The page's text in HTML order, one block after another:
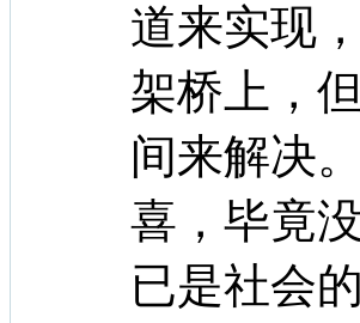
道来实现
架桥上，
间来解决
喜，毕竟
已是社会